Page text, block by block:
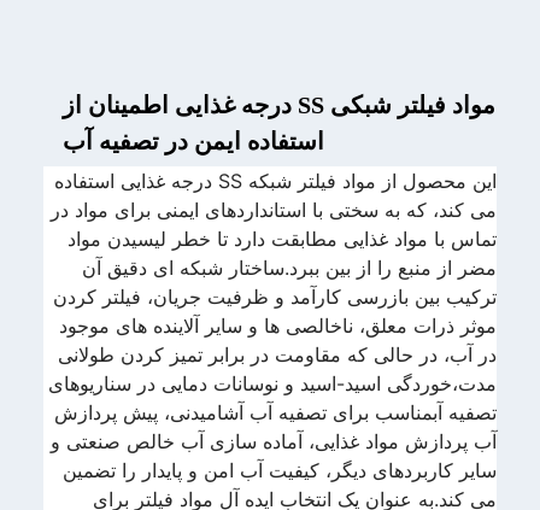
مواد فیلتر شبکی SS درجه غذایی اطمینان از
استفاده ایمن در تصفیه آب
این محصول از مواد فیلتر شبکه SS درجه غذایی استفاده
می کند، که به سختی با استانداردهای ایمنی برای مواد در
تماس با مواد غذایی مطابقت دارد تا خطر لیسیدن مواد
مضر از منبع را از بین ببرد.ساختار شبکه ای دقیق آن
ترکیب بین بازرسی کارآمد و ظرفیت جریان، فیلتر کردن
موثر ذرات معلق، ناخالصی ها و سایر آلاینده های موجود
در آب، در حالی که مقاومت در برابر تمیز کردن طولانی
مدت،خوردگی اسید-اسید و نوسانات دمایی در سناریوهای
تصفیه آبمناسب برای تصفیه آب آشامیدنی، پیش پردازش
آب پردازش مواد غذایی، آماده سازی آب خالص صنعتی و
سایر کاربردهای دیگر، کیفیت آب امن و پایدار را تضمین
می کند.به عنوان یک انتخاب ایده آل مواد فیلتر برای